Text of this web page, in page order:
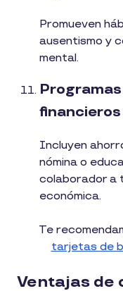
Promueven
ausentismo y
mental.
financieros
Incluyen
nómina o
colaborador a
económica.
Te
tarjetas de
Ventajas de